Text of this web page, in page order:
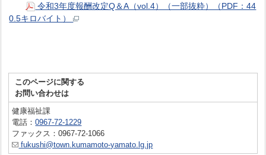
令和3年度報酬改定Q＆A（vol.4）（一部抜粋）（PDF：44
0.5キロバイト）
このページに関する
お問い合わせは
健康福祉課
電話：0967-72-1229
ファックス：0967-72-1066
fukushi@town.kumamoto-yamato.lg.jp